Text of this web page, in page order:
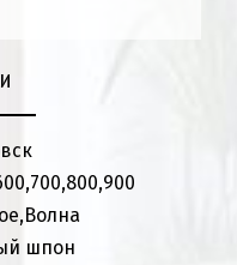
шпон